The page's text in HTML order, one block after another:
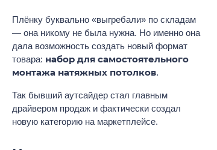
Плёнку буквально «выгребали» по складам
— она никому не была нужна. Но именно она
дала возможность создать новый формат
товара: набор для самостоятельного
монтажа натяжных потолков.
Так бывший аутсайдер стал главным
драйвером продаж и фактически создал
новую категорию на маркетплейсе.